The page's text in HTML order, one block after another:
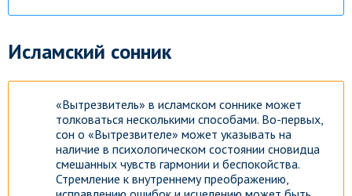
Исламский сонник
«Вытрезвитель» в исламском соннике может
толковаться несколькими способами. Во-первых,
сон о «Вытрезвителе» может указывать на
наличие в психологическом состоянии сновидца
смешанных чувств гармонии и беспокойства.
Стремление к внутреннему преображению,